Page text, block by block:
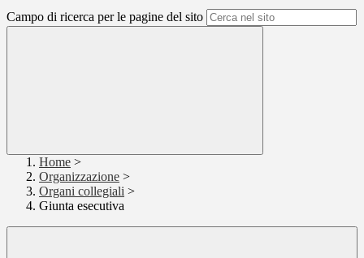
Campo di ricerca per le pagine del sito
Home >
Organizzazione >
Organi collegiali >
Giunta esecutiva